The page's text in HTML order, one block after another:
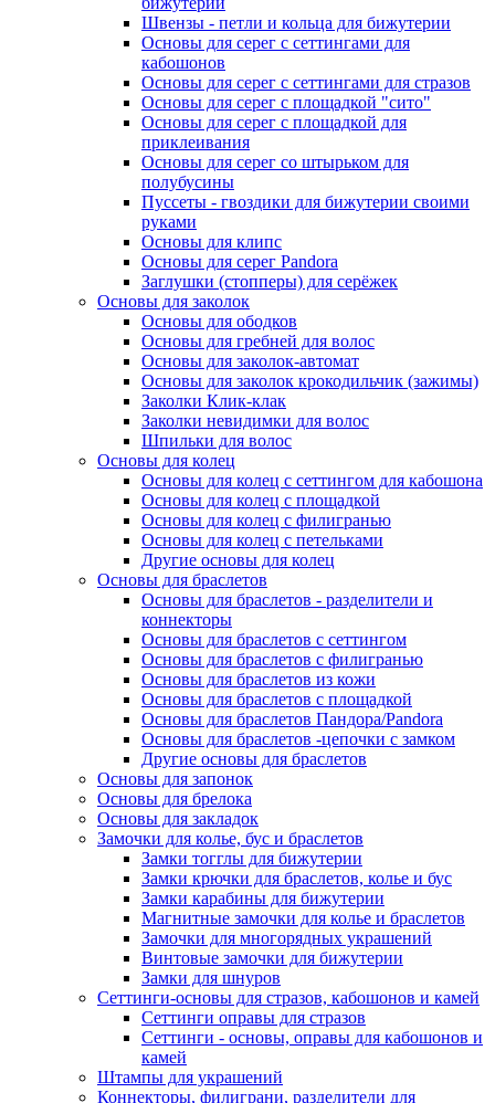
Швензы - петли и кольца для бижутерии
Основы для серег с сеттингами для
кабошонов
Основы для серег с сеттингами для стразов
Основы для серег с площадкой "сито"
Основы для серег с площадкой для
приклеивания
Основы для серег со штырьком для
полубусины
Пуссеты - гвоздики для бижутерии своими
руками
Основы для клипс
Основы для серег Pandora
Заглушки (стопперы) для серёжек
Основы для заколок
Основы для ободков
Основы для гребней для волос
Основы для заколок-автомат
Основы для заколок крокодильчик (зажимы)
Заколки Клик-клак
Заколки невидимки для волос
Шпильки для волос
Основы для колец
Основы для колец с сеттингом для кабошона
Основы для колец с площадкой
Основы для колец с филигранью
Основы для колец с петельками
Другие основы для колец
Основы для браслетов
Основы для браслетов - разделители и
коннекторы
Основы для браслетов с сеттингом
Основы для браслетов с филигранью
Основы для браслетов из кожи
Основы для браслетов с площадкой
Основы для браслетов Пандора/Pandora
Основы для браслетов -цепочки с замком
Другие основы для браслетов
Основы для запонок
Основы для брелока
Основы для закладок
Замочки для колье, бус и браслетов
Замки тогглы для бижутерии
Замки крючки для браслетов, колье и бус
Замки карабины для бижутерии
Магнитные замочки для колье и браслетов
Замочки для многорядных украшений
Винтовые замочки для бижутерии
Замки для шнуров
Сеттинги-основы для стразов, кабошонов и камей
Сеттинги оправы для стразов
Сеттинги - основы, оправы для кабошонов и
камей
Штампы для украшений
Коннекторы, филиграни, разделители для